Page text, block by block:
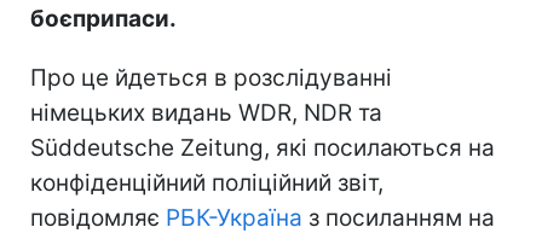
боєприпаси.
Про це йдеться в розслідуванні
німецьких видань WDR, NDR та
Süddeutsche Zeitung, які посилаються на
конфіденційний поліційний звіт,
повідомляє РБК-Україна з посиланням на